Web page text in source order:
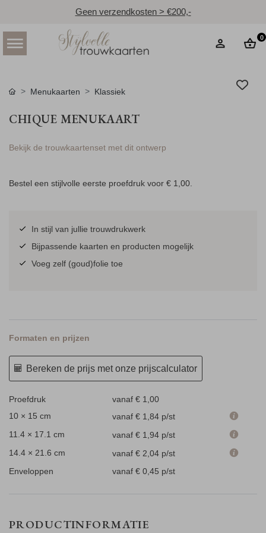
Geen verzendkosten > €200,-
0
Menukaarten Klassiek
CHIQUE MENUKAART
Bekijk de trouwkaartenset met dit ontwerp
Bestel een stijlvolle eerste proefdruk voor € 1,00.
In stijl van jullie trouwdrukwerk
Bijpassende kaarten en producten mogelijk
Voeg zelf (goud)folie toe
Formaten en prijzen
Bereken de prijs met onze prijscalculator
Proefdruk
vanaf € 1,00
10 × 15 cm
vanaf € 1,84 p/st
11.4 × 17.1 cm
vanaf € 1,94 p/st
14.4 × 21.6 cm
vanaf € 2,04 p/st
Enveloppen
vanaf € 0,45 p/st
PRODUCTINFORMATIE